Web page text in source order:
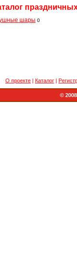
шары 0
О проекте Каталог
©